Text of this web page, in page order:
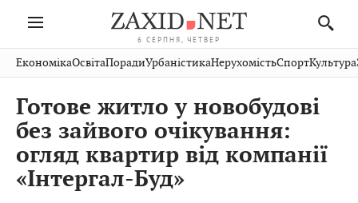
6 СЕРПНЯ, ЧЕТВЕР
Івано-
Франківськ
Волинь
Закарпаття
Рівне
Чернівці
Шептицький
Стрий
Хмельницький
Публікації
Авто СловкоКультура
Кіно Дім СпортКраєзнавство
ФотоОсвітаНерухомість
Домашні
тварини
ЕкономікаОсвітаПорадиУрбаністикаНерухомістьСпортКультура
Готове житло у новобудові
без зайвого очікування:
огляд квартир від компанії
«Інтергал-Буд»